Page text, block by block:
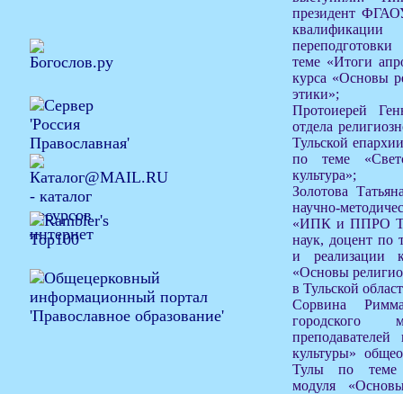
президент
теме «Итоги
курса «Основы
этики»;
Протоиерей
отдела
Тульской
по теме
культура»;
Золотова
научно-
«ИПК и ППРО
наук, доцент по
и реализации
«Основы
в Тульской
Сорвина
городского
культуры»
Тулы по теме
модуля